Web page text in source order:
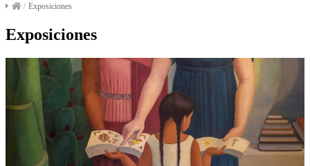
/ Exposiciones
Exposiciones